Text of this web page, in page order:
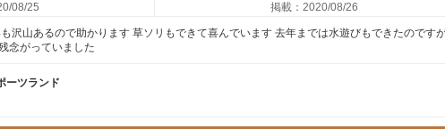
08/25 掲載：2020/08/26
沢山あるので助かります 草ソリもできて喜んでいます 去年までは水遊びもできたのです
念がっていました
ーツランド